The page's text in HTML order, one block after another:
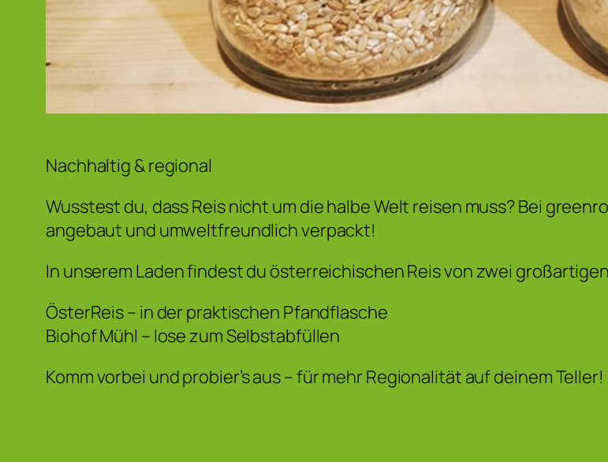
Nachhaltig & regional
Wusstest du, dass Reis nicht um die halbe Welt reisen muss? Bei
angebaut und umweltfreundlich verpackt!
In unserem Laden findest du österreichischen Reis von zwei
ÖsterReis – in der praktischen Pfandflasche
Biohof Mühl – lose zum Selbstabfüllen
Komm vorbei und probier’s aus – für mehr Regionalität auf deinem Teller!